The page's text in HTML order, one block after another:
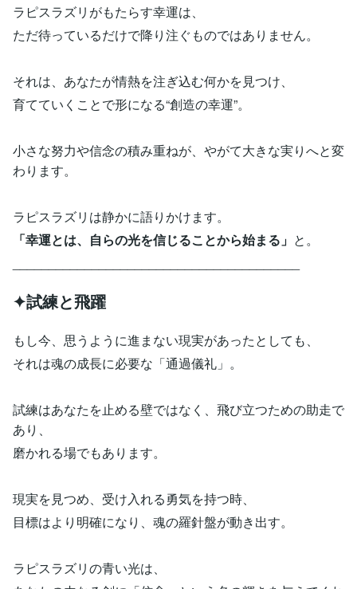
ラピスラズリがもたらす幸運は、
ただ待っているだけで降り注ぐものではありません。
それは、あなたが情熱を注ぎ込む何かを見つけ、
育てていくことで形になる“創造の幸運”。
小さな努力や信念の積み重ねが、やがて大きな実りへと変
わります。
ラピスラズリは静かに語りかけます。
「幸運とは、自らの光を信じることから始まる」 と。
✦試練と飛躍
もし今、思うように進まない現実があったとしても、
それは魂の成長に必要な「通過儀礼」。
試練はあなたを止める壁ではなく、飛び立つための助走で
あり、
磨かれる場でもあります。
現実を見つめ、受け入れる勇気を持つ時、
目標はより明確になり、魂の羅針盤が動き出す。
ラピスラズリの青い光は、